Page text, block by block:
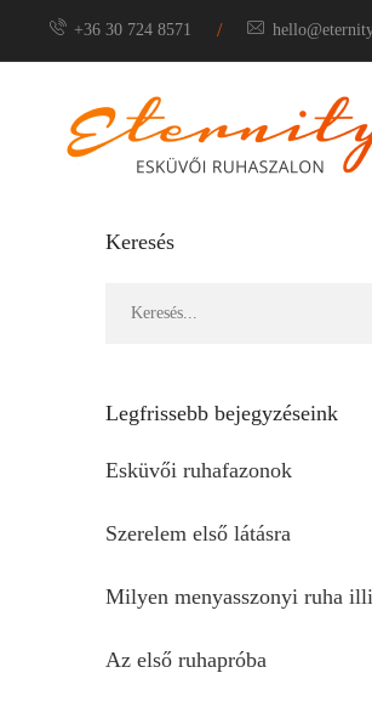
+36 30 724 8571 /
Keresés
Legfrissebb bejegyzéseink
Esküvői ruhafazonok
Szerelem első látásra
Milyen menyasszonyi ruha
Az első ruhapróba